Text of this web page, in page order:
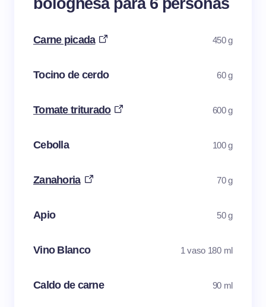
Carne picada 450 g
Tocino de cerdo 60 g
Tomate triturado 600 g
Cebolla 100 g
Zanahoria 70 g
Apio 50 g
Vino Blanco 1 vaso 180 ml
Caldo de carne 90 ml